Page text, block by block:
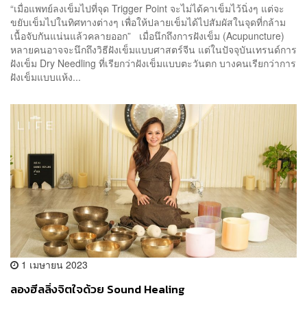
“เมื่อแพทย์ลงเข็มไปที่จุด Trigger Point จะไม่ได้คาเข็มไว้นิ่งๆ แต่จะ
ขยับเข็มไปในทิศทางต่างๆ เพื่อให้ปลายเข็มได้ไปสัมผัสในจุดที่กล้าม
เนื้อจับกันแน่นแล้วคลายออก” เมื่อนึกถึงการฝังเข็ม (Acupuncture)
หลายคนอาจจะนึกถึงวิธีฝังเข็มแบบศาสตร์จีน แต่ในปัจจุบันเทรนด์การ
ฝังเข็ม Dry Needling ที่เรียกว่าฝังเข็มแบบตะวันตก บางคนเรียกว่าการ
ฝังเข็มแบบแห้ง...
1 เมษายน 2023
ลองฮีลลิ่งจิตใจด้วย Sound Healing